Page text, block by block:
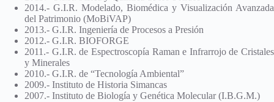
2014.- G.I.R. Modelado, Biomédica y Visualización Avanzada
del Patrimonio (MoBiVAP)
2013.- G.I.R. Ingeniería de Procesos a Presión
2012.- G.I.R. BIOFORGE
2011.- G.I.R. de Espectroscopía Raman e Infrarrojo de Cristales
y Minerales
2010.- G.I.R. de “Tecnología Ambiental”
2009.- Instituto de Historia Simancas
2007.- Instituto de Biología y Genética Molecular (I.B.G.M.)